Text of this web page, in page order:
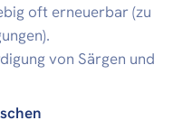
oft erneuerbar (zu
von Särgen und